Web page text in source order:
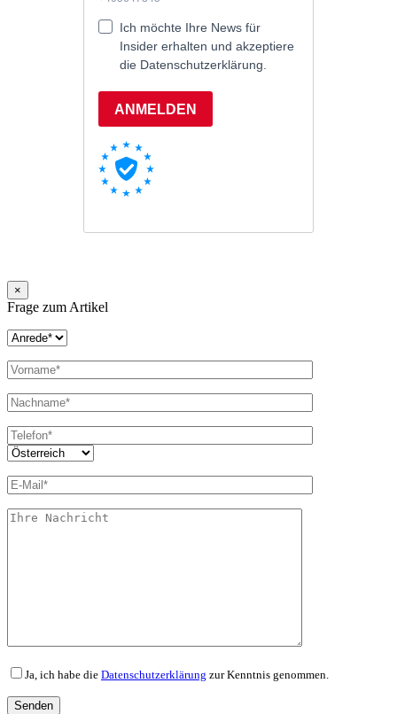
×
Frage zum Artikel
Ja, ich habe die Datenschutzerklärung zur Kenntnis genommen.